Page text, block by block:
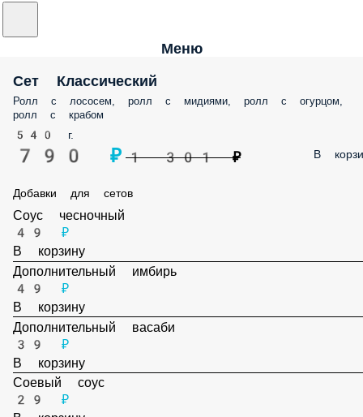
Меню
Сет Классический
Ролл с лососем, ролл с мидиями, ролл с огурцом,
ролл с крабом
540 г.
790 ₽ 1 301 ₽ В
Добавки для сетов
Соус чесночный
49 ₽
В корзину
Дополнительный имбирь
49 ₽
В корзину
Дополнительный васаби
39 ₽
В корзину